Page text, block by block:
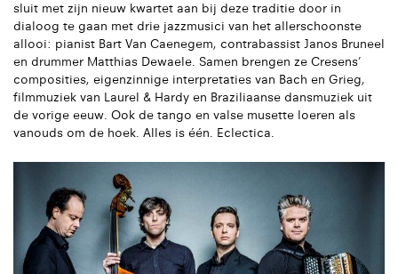
sluit met zijn nieuw kwartet aan bij deze traditie door in
dialoog te gaan met drie jazzmusici van het allerschoonste
allooi: pianist Bart Van Caenegem, contrabassist Janos Bruneel
en drummer Matthias Dewaele. Samen brengen ze Cresens’
composities, eigenzinnige interpretaties van Bach en Grieg,
filmmuziek van Laurel & Hardy en Braziliaanse dansmuziek uit
de vorige eeuw. Ook de tango en valse musette loeren als
vanouds om de hoek. Alles is één. Eclectica.